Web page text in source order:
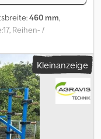
460 mm,
Reihen- /
85
530
Dedezr S
Kleinanzeige